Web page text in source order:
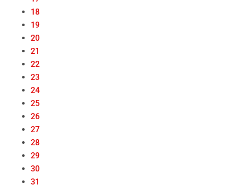
18
19
20
21
22
23
24
25
26
27
28
29
30
31